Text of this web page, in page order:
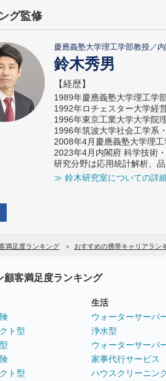
グ監修
慶應義塾大学理工学部教授／
鈴木秀男
【経歴】
1989年慶應義塾大学理工学
1992年ロチェスター大学経
1996年東京工業大学大学院
1996年筑波大学社会工学系
2008年4月慶應義塾大学理
2023年4月内閣府 科学技術
研究分野は応用統計解析、
≫ 鈴木研究室についての詳
満足度ランキング おすすめの携帯キャリアラン
顧客満足度ランキング
ト型
ト型
生活
ウォーターサーバ
浄水型
ウォーターサーバ
家事代行サービス
ハウスクリーニン